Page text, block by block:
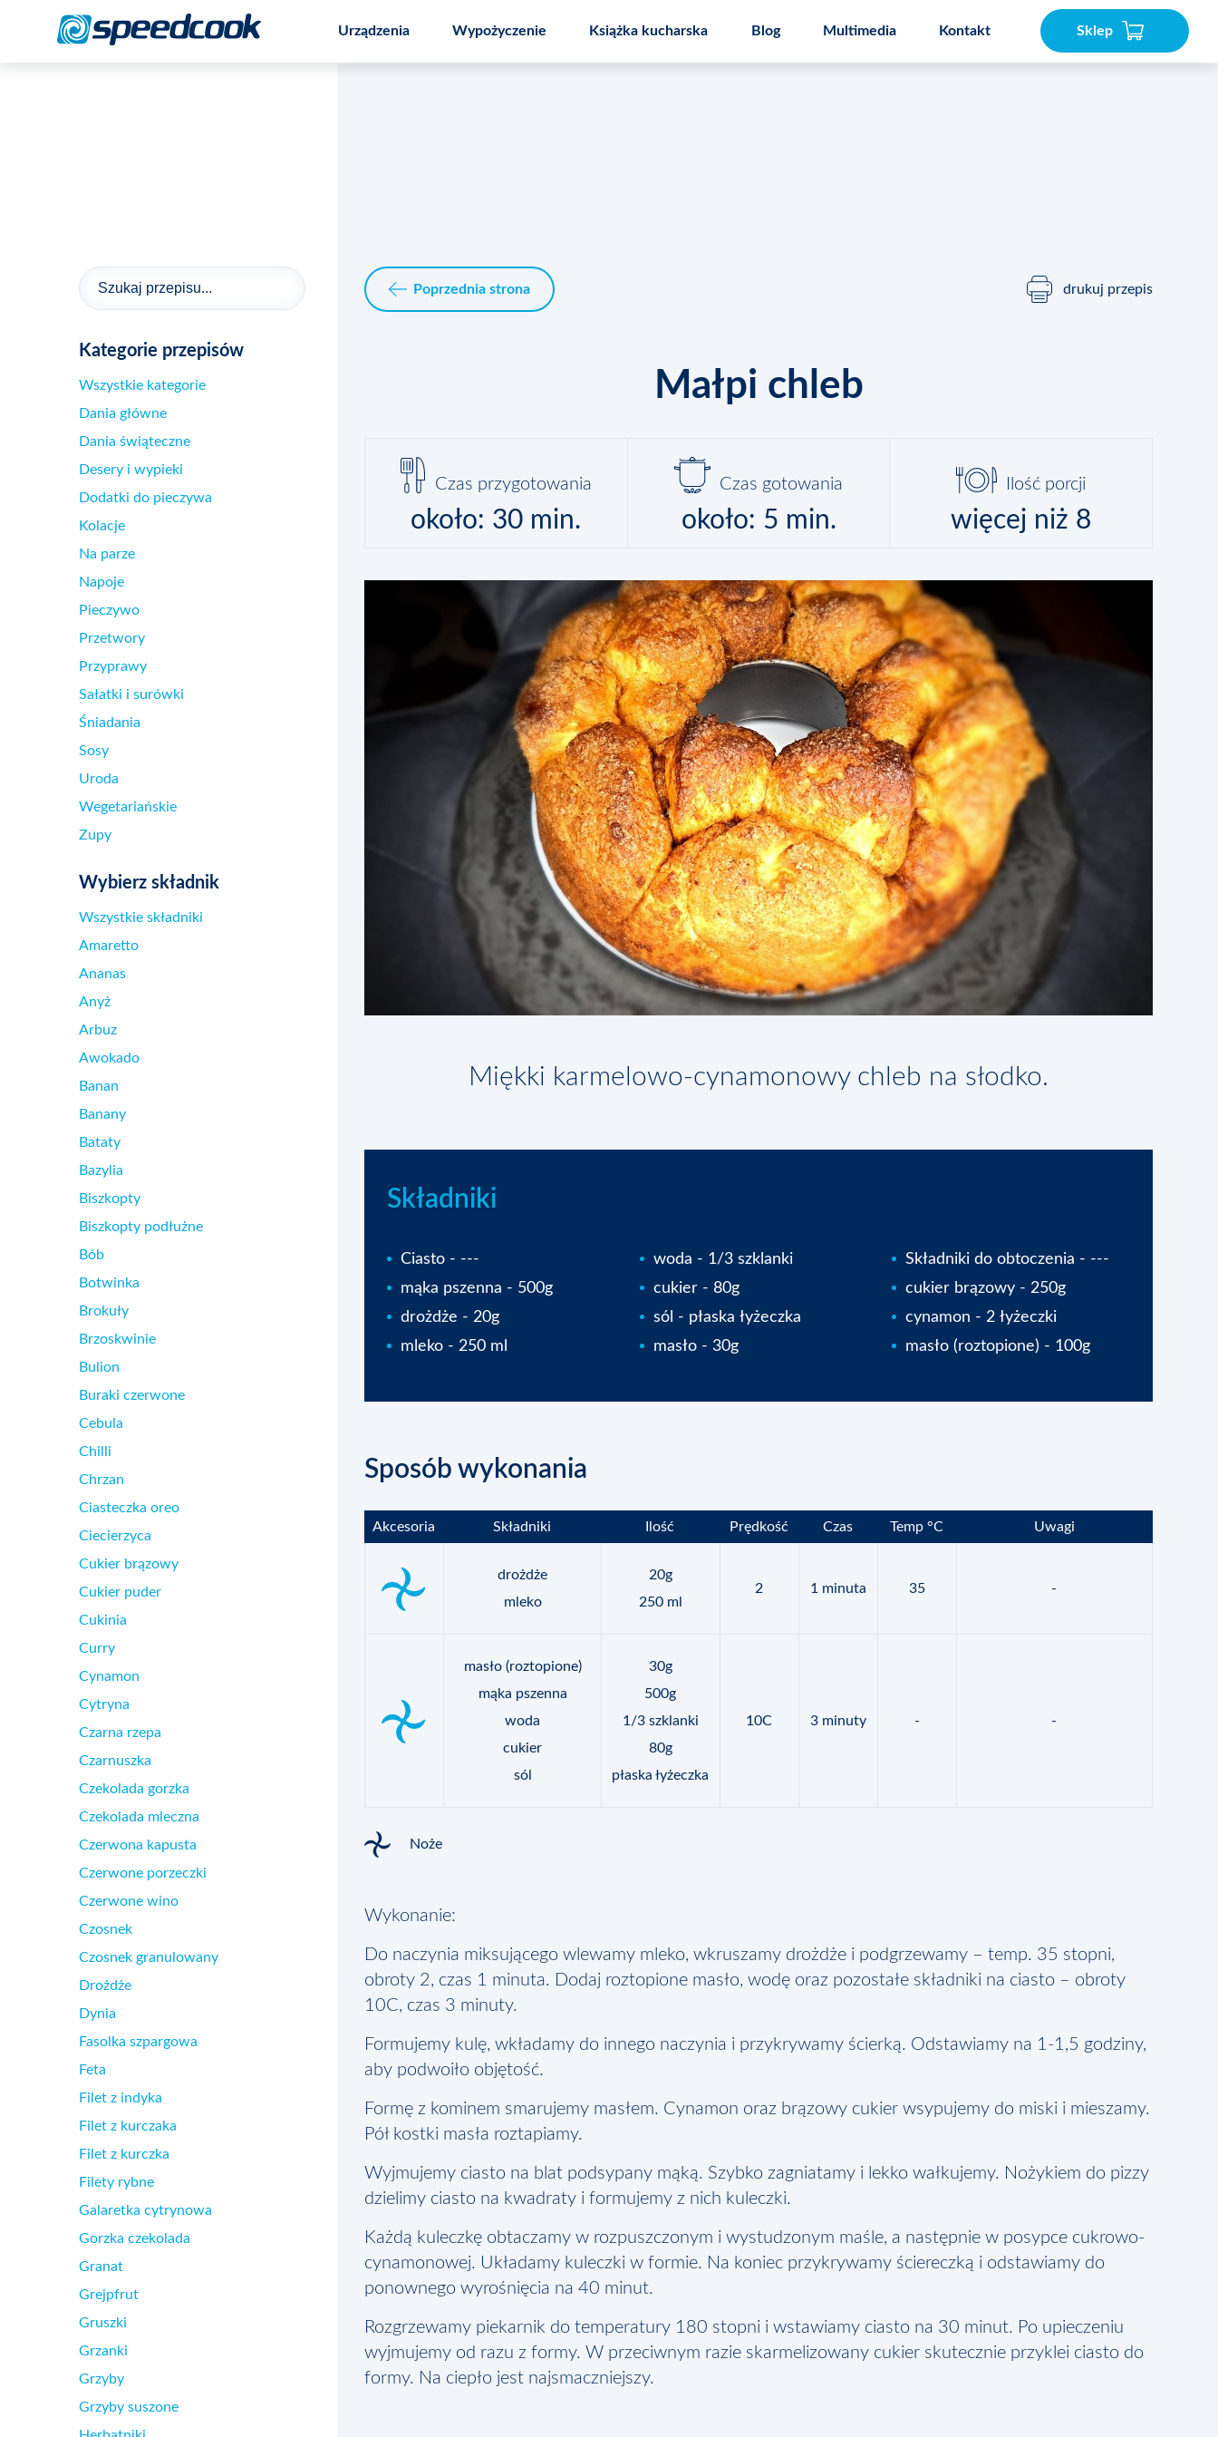
Urządzenia Wypożyczenie Książka kucharska Blog Multimedia Kontakt Sklep
Kategorie przepisów
Wszystkie kategorie
Dania główne
Dania świąteczne
Desery i wypieki
Dodatki do pieczywa
Kolacje
Na parze
Napoje
Pieczywo
Przetwory
Przyprawy
Sałatki i surówki
Śniadania
Sosy
Uroda
Wegetariańskie
Zupy
Wybierz składnik
Wszystkie składniki
Amaretto
Ananas
Anyż
Arbuz
Awokado
Banan
Banany
Bataty
Bazylia
Biszkopty
Biszkopty podłużne
Bób
Botwinka
Brokuły
Brzoskwinie
Bulion
Buraki czerwone
Cebula
Chilli
Chrzan
Ciasteczka oreo
Ciecierzyca
Cukier brązowy
Cukier puder
Cukinia
Curry
Cynamon
Cytryna
Czarna rzepa
Czarnuszka
Czekolada gorzka
Czekolada mleczna
Czerwona kapusta
Czerwone porzeczki
Czerwone wino
Czosnek
Czosnek granulowany
Drożdże
Dynia
Fasolka szpargowa
Feta
Filet z indyka
Filet z kurczaka
Filet z kurczka
Filety rybne
Galaretka cytrynowa
Gorzka czekolada
Granat
Grejpfrut
Gruszki
Grzanki
Grzyby
Grzyby suszone
Poprzednia strona drukuj przepis
Małpi chleb
Czas przygotowania
około: 30 min.
Czas gotowania
około: 5 min.
Ilość porcji
więcej niż 8
Miękki karmelowo-cynamonowy chleb na słodko.
Składniki
Ciasto - ---
mąka pszenna - 500g
drożdże - 20g
mleko - 250 ml
woda - 1/3 szklanki
cukier - 80g
sól - płaska łyżeczka
masło - 30g
Składniki do obtoczenia - ---
cukier brązowy - 250g
cynamon - 2 łyżeczki
masło (roztopione) - 100g
Sposób wykonania
Akcesoria Składniki Ilość Prędkość Czas Temp °C Uwagi
drożdże
mleko
20g
250 ml
2 1 minuta 35 -
masło (roztopione)
mąka pszenna
woda
cukier
sól
30g
500g
1/3 szklanki
80g
płaska łyżeczka
10C 3 minuty - -
Noże
Wykonanie:
Do naczynia miksującego wlewamy mleko, wkruszamy drożdże i podgrzewamy – temp. 35 stopni,
obroty 2, czas 1 minuta. Dodaj roztopione masło, wodę oraz pozostałe składniki na ciasto – obroty
10C, czas 3 minuty.
Formujemy kulę, wkładamy do innego naczynia i przykrywamy ścierką. Odstawiamy na 1-1,5 godziny,
aby podwoiło objętość.
Formę z kominem smarujemy masłem. Cynamon oraz brązowy cukier wsypujemy do miski i mieszamy.
Pół kostki masła roztapiamy.
Wyjmujemy ciasto na blat podsypany mąką. Szybko zagniatamy i lekko wałkujemy. Nożykiem do pizzy
dzielimy ciasto na kwadraty i formujemy z nich kuleczki.
Każdą kuleczkę obtaczamy w rozpuszczonym i wystudzonym maśle, a następnie w posypce cukrowo-
cynamonowej. Układamy kuleczki w formie. Na koniec przykrywamy ściereczką i odstawiamy do
ponownego wyrośnięcia na 40 minut.
Rozgrzewamy piekarnik do temperatury 180 stopni i wstawiamy ciasto na 30 minut. Po upieczeniu
wyjmujemy od razu z formy. W przeciwnym razie skarmelizowany cukier skutecznie przyklei ciasto do
formy. Na ciepło jest najsmaczniejszy.